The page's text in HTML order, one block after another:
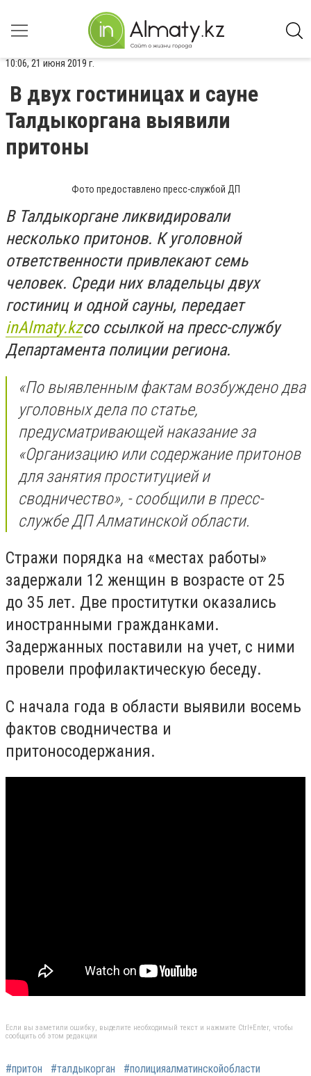
10:06, 21 июня 2019 г.
В двух гостиницах и сауне
Талдыкоргана выявили
притоны
Фото предоставлено пресс-службой ДП
В Талдыкоргане ликвидировали
несколько притонов. К уголовной
ответственности привлекают семь
человек. Среди них владельцы двух
гостиниц и одной сауны, передает
inAlmaty.kzсо ссылкой на пресс-службу
Департамента полиции региона.
«По выявленным фактам возбуждено два
уголовных дела по статье,
предусматривающей наказание за
«Организацию или содержание притонов
для занятия проституцией и
сводничество», - сообщили в пресс-
службе ДП Алматинской области.
Стражи порядка на «местах работы»
задержали 12 женщин в возрасте от 25
до 35 лет. Две проститутки оказались
иностранными гражданками.
Задержанных поставили на учет, с ними
провели профилактическую беседу.
С начала года в области выявили восемь
фактов сводничества и
притоносодержания.
Если вы заметили ошибку, выделите необходимый текст и нажмите Ctrl+Enter, чтобы
сообщить об этом редакции
#притон #талдыкорган #полицияалматинскойобласти